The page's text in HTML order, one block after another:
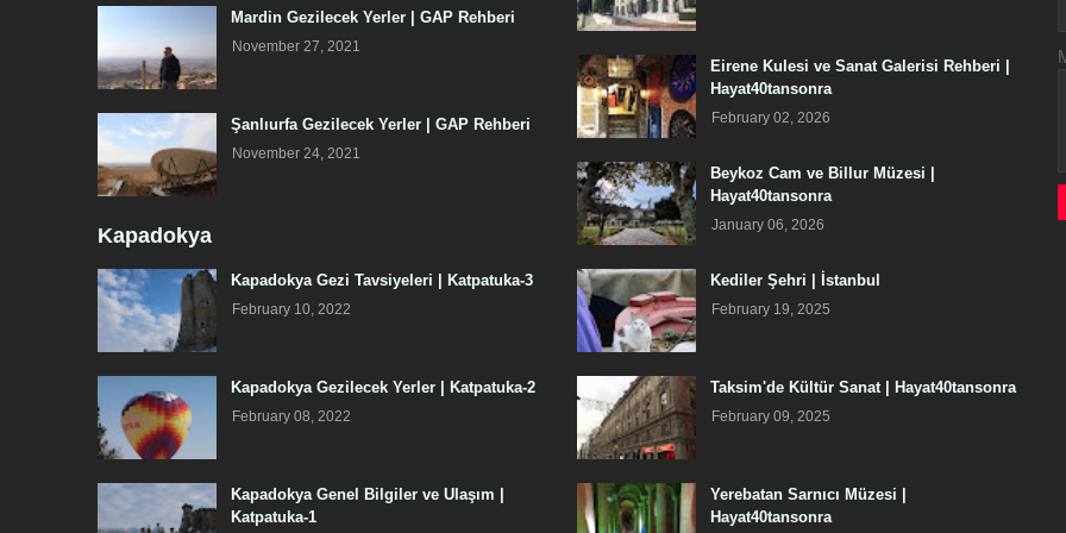
Mardin Gezilecek Yerler | GAP Rehberi
November 27, 2021
Şanlıurfa Gezilecek Yerler | GAP Rehberi
November 24, 2021
Kapadokya
Kapadokya Gezi Tavsiyeleri | Katpatuka-3
February 10, 2022
Kapadokya Gezilecek Yerler | Katpatuka-2
February 08, 2022
Kapadokya Genel Bilgiler ve Ulaşım |
Katpatuka-1
Eirene Kulesi ve Sanat Galerisi Rehberi |
Hayat40tansonra
February 02, 2026
Beykoz Cam ve Billur Müzesi |
Hayat40tansonra
January 06, 2026
Kediler Şehri | İstanbul
February 19, 2025
Taksim'de Kültür Sanat | Hayat40tansonra
February 09, 2025
Yerebatan Sarnıcı Müzesi |
Hayat40tansonra